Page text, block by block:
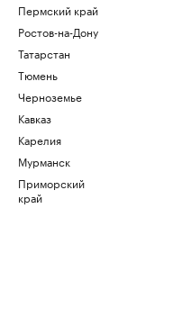
Пермский край
Ростов-на-Дону
Татарстан
Тюмень
Черноземье
Кавказ
Карелия
Мурманск
Приморский
край